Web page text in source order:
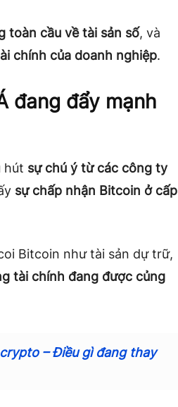
toàn cầu về tài sản số, và
chính của doanh nghiệp.
đang đẩy mạnh
hút sự chú ý từ các công ty
sự chấp nhận Bitcoin ở cấp
Bitcoin như tài sản dự trữ,
tài chính đang được củng
– Điều gì đang thay